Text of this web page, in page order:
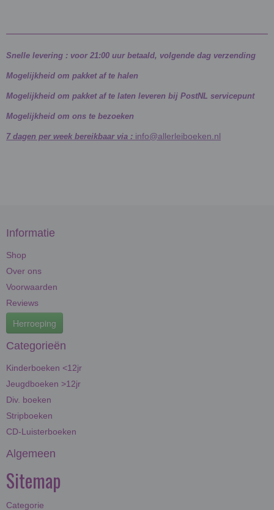
Snelle levering : voor 21:00 uur betaald, volgende dag verzending
Mogelijkheid om pakket af te halen
Mogelijkheid om pakket af te laten leveren bij PostNL servicepunt
Mogelijkheid om ons te bezoeken
7 dagen per week bereikbaar via : info@allerleiboeken.nl
Informatie
Shop
Over ons
Voorwaarden
Reviews
Herroeping
Categorieën
Kinderboeken <12jr
Jeugdboeken >12jr
Div. boeken
Stripboeken
CD-Luisterboeken
Algemeen
Sitemap
Categorie